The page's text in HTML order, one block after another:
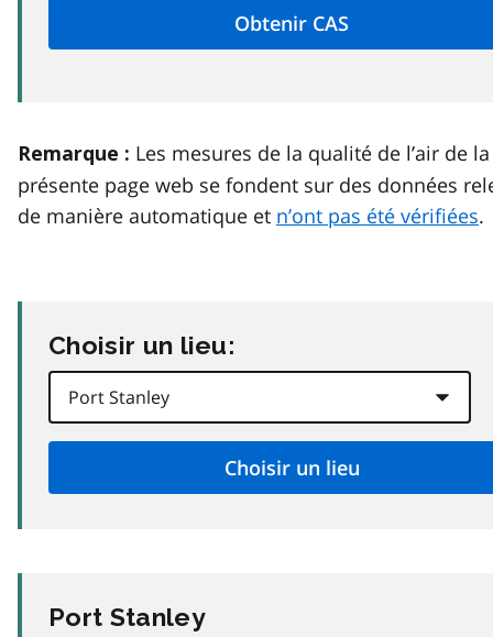
Remarque : Les mesures de la qualité de l’air de la
présente page web se fondent sur des données
de manière automatique et n’ont pas été vérifiées.
Choisir un lieu:
Port Stanley